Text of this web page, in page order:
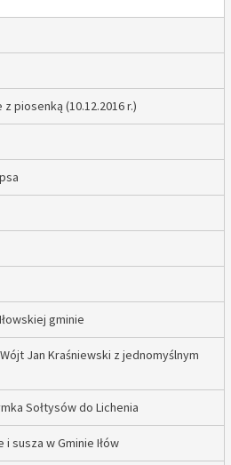
piosenką (10.12.2016 r.)
gminie
Jan Kraśniewski z jednomyślnym
Sołtysów do Lichenia
susza w Gminie Iłów